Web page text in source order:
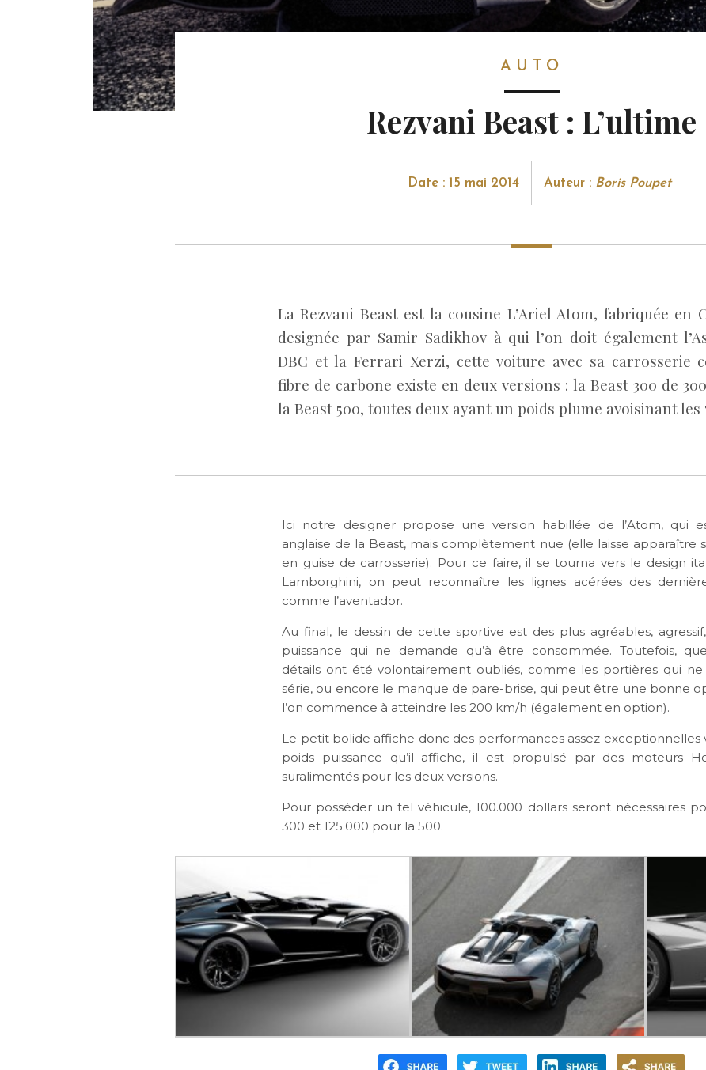
AUTO
Rezvani Beast : L’ultime
Date : 15 mai 2014 Auteur : Boris Poupet
La Rezvani Beast est la cousine L’Ariel Atom, fabriquée en
designée par Samir Sadikhov à qui l’on doit également
DBC et la Ferrari Xerzi, cette voiture avec sa carrosserie
fibre de carbone existe en deux versions : la Beast 300 de
la Beast 500, toutes deux ayant un poids plume avoisinant les
Ici notre designer propose une version habillée de l’Atom, qui
anglaise de la Beast, mais complètement nue (elle laisse apparaître
en guise de carrosserie). Pour ce faire, il se tourna vers le design
Lamborghini, on peut reconnaître les lignes acérées des
comme l’aventador.
Au final, le dessin de cette sportive est des plus agréables,
puissance qui ne demande qu’à être consommée. Toutefois,
détails ont été volontairement oubliés, comme les portières qui
série, ou encore le manque de pare-brise, qui peut être une bonne
l’on commence à atteindre les 200 km/h (également en option).
Le petit bolide affiche donc des performances assez exceptionnelles
poids puissance qu’il affiche, il est propulsé par des moteurs
suralimentés pour les deux versions.
Pour posséder un tel véhicule, 100.000 dollars seront nécessaires
300 et 125.000 pour la 500.